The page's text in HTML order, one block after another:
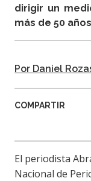
dirigir un
más de 50
Por Daniel
COMPARTIR
El periodista
Nacional de